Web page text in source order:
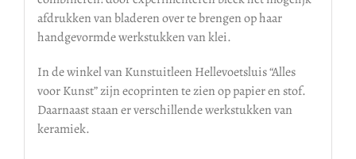
afdrukken van bladeren over te brengen op haar
handgevormde werkstukken van klei.
In de winkel van Kunstuitleen Hellevoetsluis “Alles
voor Kunst” zijn ecoprinten te zien op papier en stof.
Daarnaast staan er verschillende werkstukken van
keramiek.